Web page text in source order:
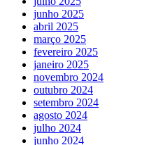
junho 2025
abril 2025
março 2025
fevereiro 2025
janeiro 2025
novembro 2024
outubro 2024
setembro 2024
agosto 2024
julho 2024
junho 2024